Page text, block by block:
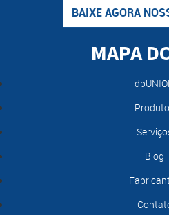
BAIXE AGORA
MAPA
Blog